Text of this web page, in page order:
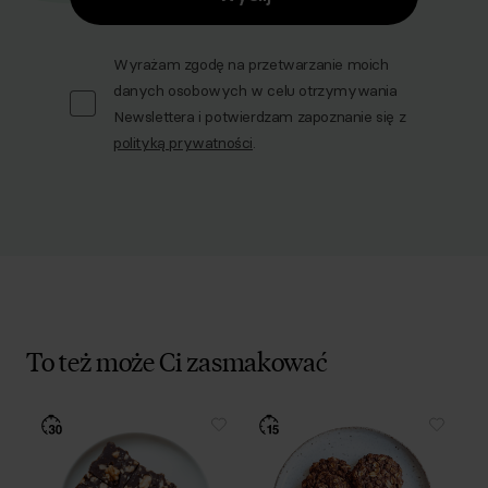
Wyrażam zgodę na przetwarzanie moich
danych osobowych w celu otrzymywania
Newslettera i potwierdzam zapoznanie się z
polityką prywatności.
To też może Ci zasmakować